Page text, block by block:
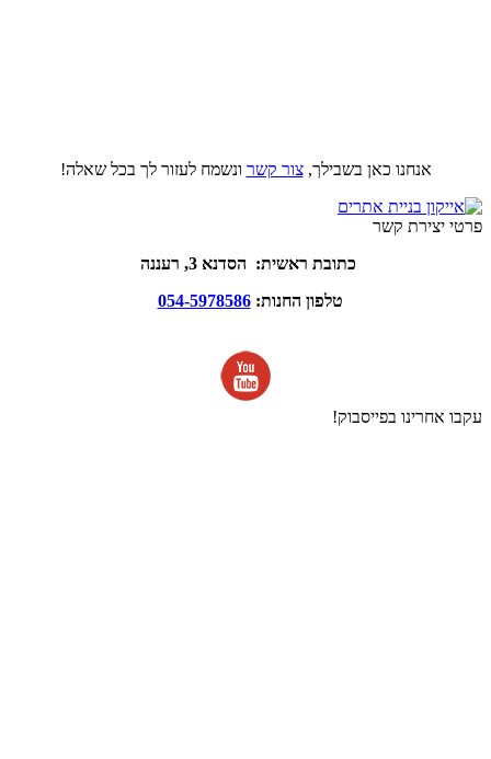
אנחנו כאן בשבילך,צור קשר ונשמח לעזור לך בכל שאלה!
פרטי יצירת קשר
כתובת ראשית: הסדנא 3, רעננה
טלפון החנות:054-5978586
עקבו אחרינו בפייסבוק!